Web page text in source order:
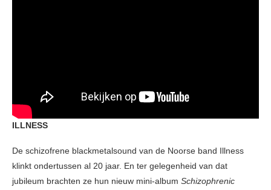
ILLNESS
De schizofrene blackmetalsound van de Noorse band Illness
klinkt ondertussen al 20 jaar. En ter gelegenheid van dat
jubileum brachten ze hun nieuw mini-album Schizophrenic